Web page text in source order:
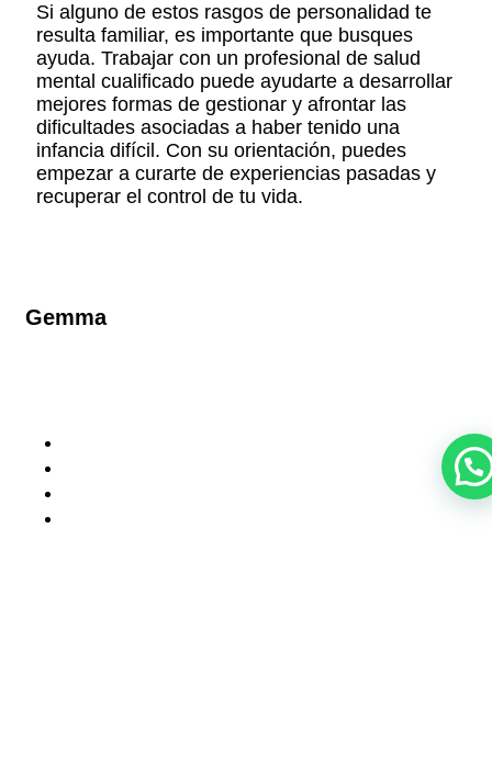
Si alguno de estos rasgos de personalidad te
resulta familiar, es importante que busques
ayuda. Trabajar con un profesional de salud
mental cualificado puede ayudarte a desarrollar
mejores formas de gestionar y afrontar las
dificultades asociadas a haber tenido una
infancia difícil. Con su orientación, puedes
empezar a curarte de experiencias pasadas y
recuperar el control de tu vida.
Gemma